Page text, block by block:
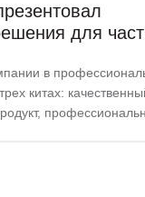
для
в
китах: